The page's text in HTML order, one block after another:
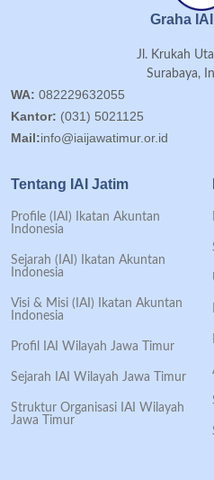
Graha
Jl. Krukah
Surabaya,
WA: 082229632055
Kantor: (031) 5021125
Mail:info@iaijawatimur.or.id
Tentang IAI Jatim
Profile (IAI) Ikatan Akuntan
Indonesia
Sejarah (IAI) Ikatan Akuntan
Indonesia
Visi & Misi (IAI) Ikatan Akuntan
Indonesia
Profil IAI Wilayah Jawa Timur
Sejarah IAI Wilayah Jawa Timur
Struktur Organisasi IAI Wilayah
Jawa Timur